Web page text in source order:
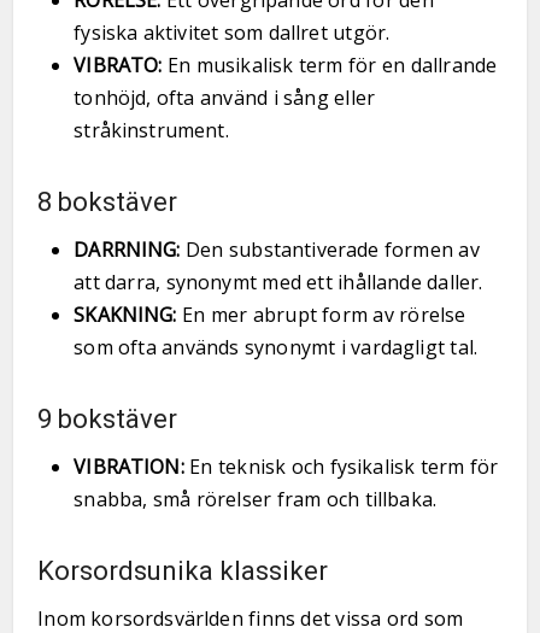
fysiska aktivitet som dallret utgör.
VIBRATO: En musikalisk term för en dallrande
tonhöjd, ofta använd i sång eller
stråkinstrument.
8 bokstäver
DARRNING: Den substantiverade formen av
att darra, synonymt med ett ihållande daller.
SKAKNING: En mer abrupt form av rörelse
som ofta används synonymt i vardagligt tal.
9 bokstäver
VIBRATION:En teknisk och fysikalisk term för
snabba, små rörelser fram och tillbaka.
Korsordsunika klassiker
Inom korsordsvärlden finns det vissa ord som